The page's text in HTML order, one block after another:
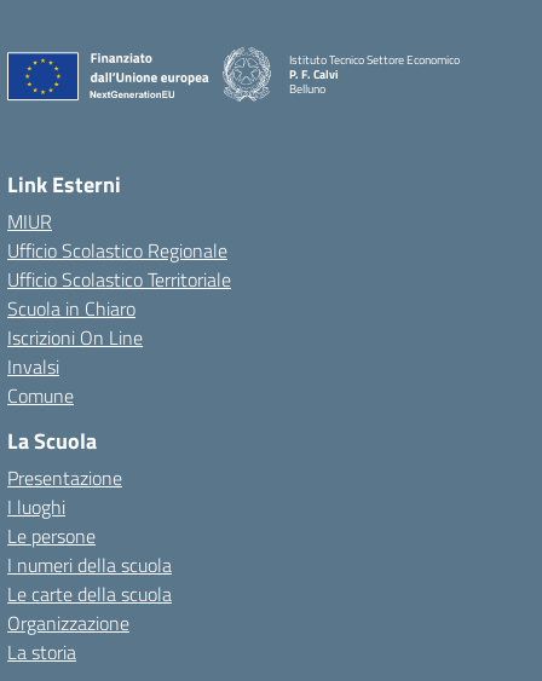
Istituto Tecnico Settore Economico
P. F. Calvi
Belluno
Link Esterni
MIUR
Ufficio Scolastico Regionale
Ufficio Scolastico Territoriale
Scuola in Chiaro
Iscrizioni On Line
Invalsi
Comune
La Scuola
Presentazione
I luoghi
Le persone
I numeri della scuola
Le carte della scuola
Organizzazione
La storia